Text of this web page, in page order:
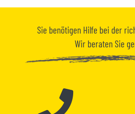
Sie benötigen Hilfe bei der
Wir beraten Sie